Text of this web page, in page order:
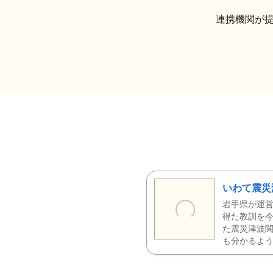
連携機関が
いわて震
岩手県が運
得た教訓を
た震災津波
も分かるよ